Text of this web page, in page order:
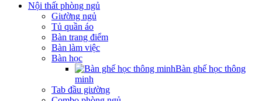
Nội thất phòng ngủ
Giường ngủ
Tủ quần áo
Bàn trang điểm
Bàn làm việc
Bàn học
Bàn ghế học thông
minh
Tab đầu giường